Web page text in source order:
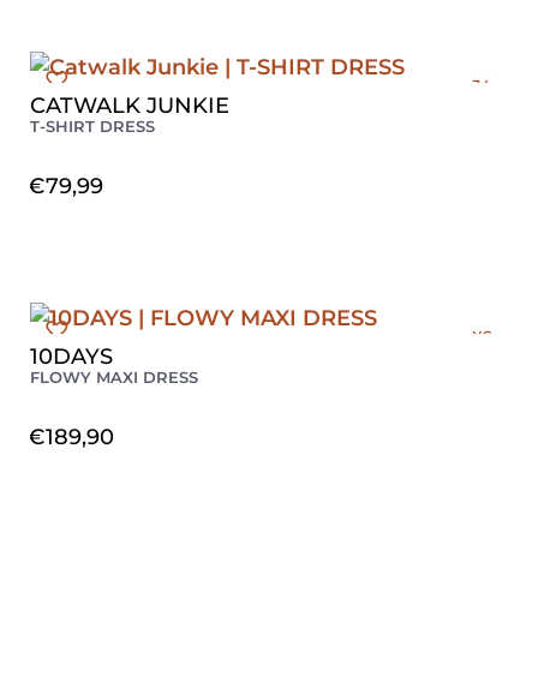
CATWALK JUNKIE
T-SHIRT DRESS
€79,99
34
10DAYS
FLOWY MAXI DRESS
€189,90
XS